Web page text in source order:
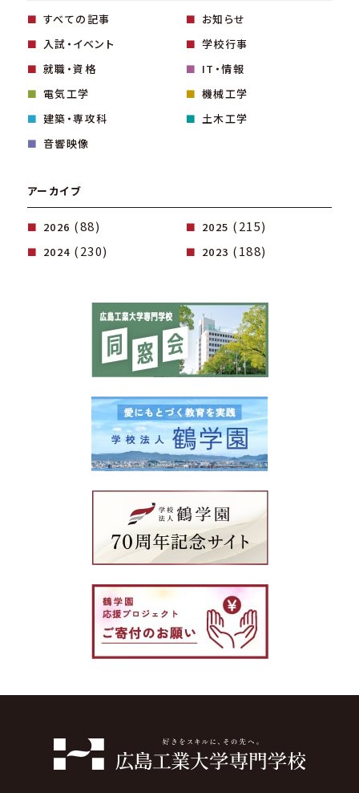
すべての記事
お知らせ
入試・イベント
学校行事
就職・資格
IT・情報
電気工学
機械工学
建築・専攻科
土木工学
音響映像
アーカイブ
2026 (88) 2025 (215)
2024 (230) 2023 (188)